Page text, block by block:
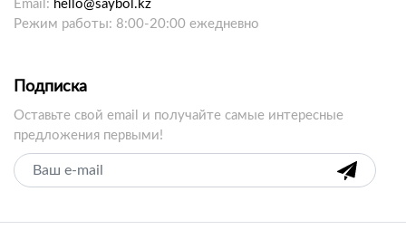
Email: hello@saybol.kz
Режим работы: 8:00-20:00 ежедневно
Подписка
Оставьте свой email и получайте самые интересные
предложения первыми!